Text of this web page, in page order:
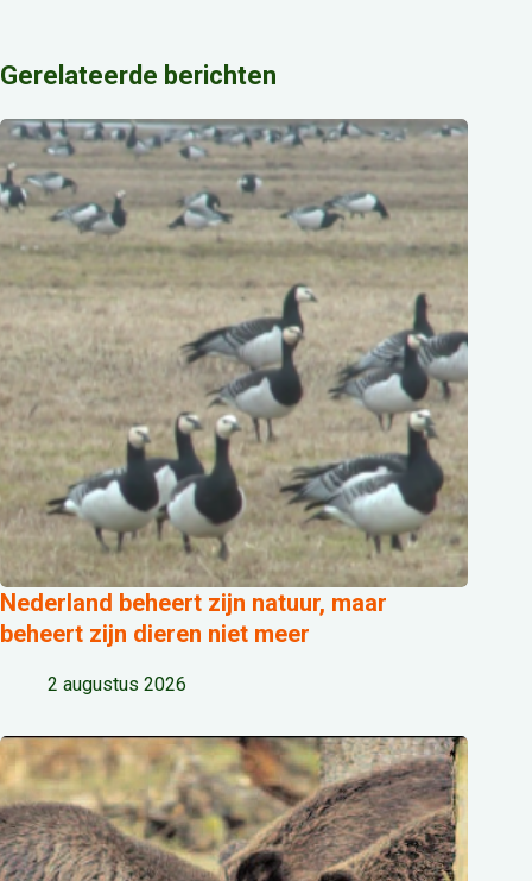
Gerelateerde berichten
Nederland beheert zijn natuur, maar
beheert zijn dieren niet meer
2 augustus 2026